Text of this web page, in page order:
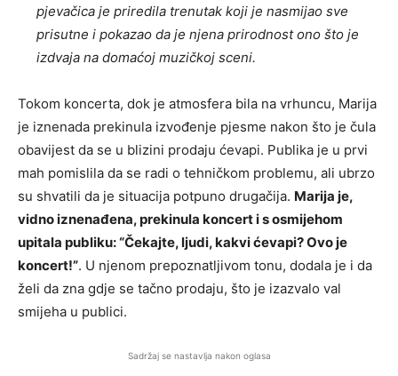
pjevačica je priredila trenutak koji je nasmijao sve
prisutne i pokazao da je njena prirodnost ono što je
izdvaja na domaćoj muzičkoj sceni.
Tokom koncerta, dok je atmosfera bila na vrhuncu, Marija
je iznenada prekinula izvođenje pjesme nakon što je čula
obavijest da se u blizini prodaju ćevapi. Publika je u prvi
mah pomislila da se radi o tehničkom problemu, ali ubrzo
su shvatili da je situacija potpuno drugačija. Marija je,
vidno iznenađena, prekinula koncert i s osmijehom
upitala publiku: “Čekajte, ljudi, kakvi ćevapi? Ovo je
koncert!”. U njenom prepoznatljivom tonu, dodala je i da
želi da zna gdje se tačno prodaju, što je izazvalo val
smijeha u publici.
Sadržaj se nastavlja nakon oglasa